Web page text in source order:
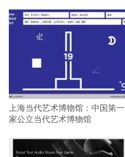
上海当代艺术博物馆：中国第一
家公立当代艺术博物馆